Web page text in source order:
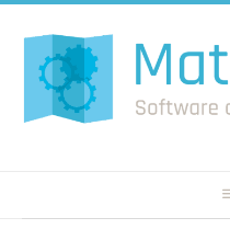
naar
inhoud